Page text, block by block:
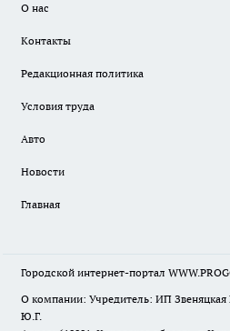
О нас
Контакты
Редакционная политика
Условия труда
Авто
Новости
Главная
Городской интернет-портал
О компании: Учредитель: ИП Звеняцкая
Ю.Г.